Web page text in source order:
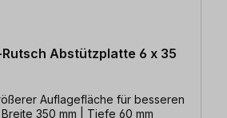
Abstützplatte 6 x 35
Auflagefläche für besseren
350 mm | Tiefe 60 mm